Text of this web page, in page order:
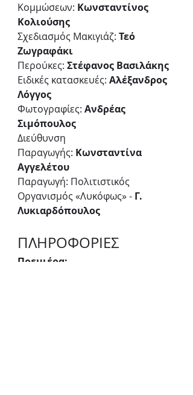
Κομμώσεων: Κωνσταντίνος
Κολιούσης
Σχεδιασμός Μακιγιάζ: Τεό
Ζωγραφάκι
Περούκες: Στέφανος Βασιλάκης
Ειδικές κατασκευές: Αλέξανδρος
Λόγγος
Φωτογραφίες: Ανδρέας
Σιμόπουλος
Διεύθυνση
Παραγωγής: Κωνσταντίνα
Αγγελέτου
Παραγωγή: Πολιτιστικός
Οργανισμός «Λυκόφως» - Γ.
Λυκιαρδόπουλος
ΠΛΗΡΟΦΟΡΙΕΣ
Πρεμιέρα: